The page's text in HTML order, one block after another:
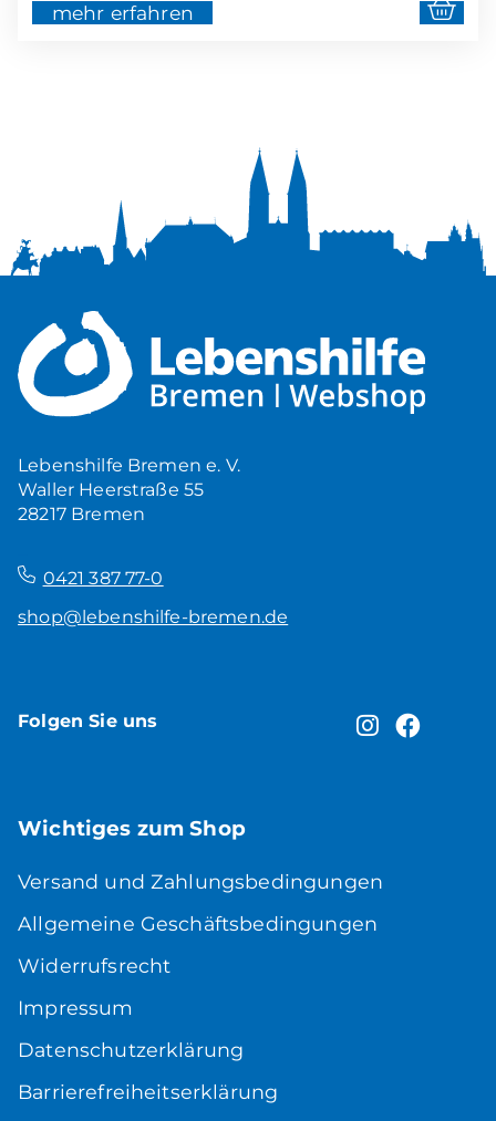
mehr erfahren
Lebenshilfe Bremen e. V.
Waller Heerstraße 55
28217 Bremen
0421 387 77-0
shop@lebenshilfe-bremen.de
Folgen Sie uns
Wichtiges zum Shop
Versand und Zahlungsbedingungen
Allgemeine Geschäftsbedingungen
Widerrufsrecht
Impressum
Datenschutzerklärung
Barrierefreiheitserklärung